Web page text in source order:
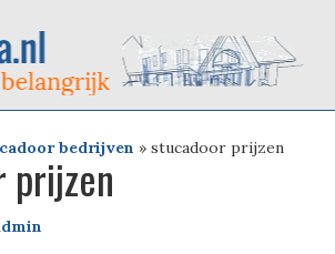
bedrijven »stucadoor prijzen
prijzen